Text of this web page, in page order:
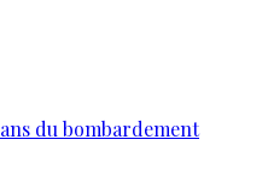
du bombardement